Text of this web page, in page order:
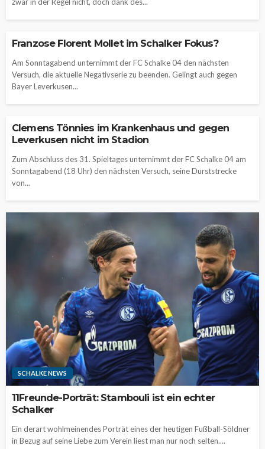
Franzose Florent Mollet im Schalker Fokus?
Am Sonntagabend unternimmt der FC Schalke 04 den nächsten
Versuch, die aktuelle Negativserie zu beenden. Gelingt auch gegen
Bayer Leverkusen...
Clemens Tönnies im Krankenhaus und gegen
Leverkusen nicht im Stadion
Zum Abschluss des 31. Spieltages unternimmt der FC Schalke 04 am
Sonntagabend (18 Uhr) den nächsten Versuch, seine Durststrecke
von...
SCHALKE NEWS
11Freunde-Porträt: Stambouli ist ein echter
Schalker
Ein derart wohlmeinendes Porträt eines der heutigen Fußball-Söldner
in Bezug auf seine Liebe zum Verein liest man nur noch selten....